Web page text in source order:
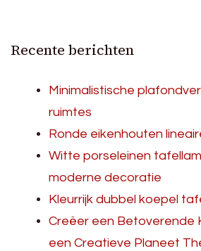
Recente berichten
Minimalistische
ruimtes
Ronde eikenhouten
Witte porseleinen
moderne decoratie
Kleurrijk dubbel koepel
Creëer een Betoverende
een Creatieve Planeet